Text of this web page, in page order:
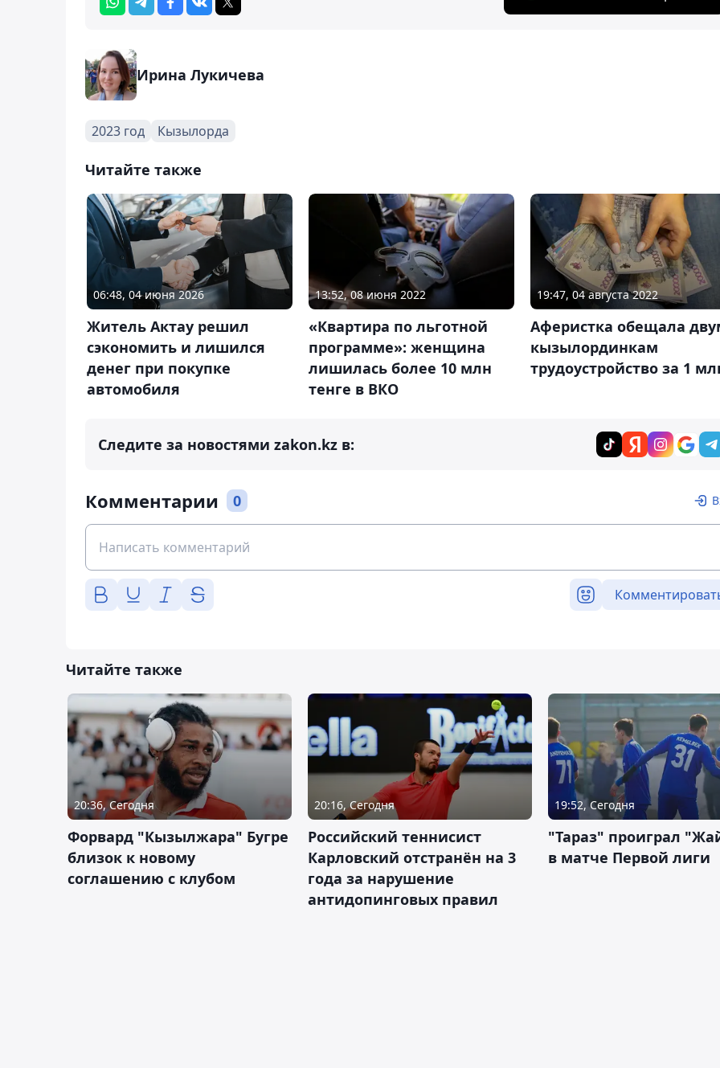
Ирина Лукичева
2023 год Кызылорда
Читайте также
06:48, 04 июня 2026
Житель Актау решил
сэкономить и лишился
денег при покупке
автомобиля
13:52, 08 июня 2022
«Квартира по льготной
программе»: женщина
лишилась более 10 млн
тенге в ВКО
19:47, 04 августа 2022
Аферистка обещала
кызылординкам
трудоустройство за 1
Следите за новостями zakon.kz в:
Комментарии 0
Читайте также
20:36, Сегодня
Форвард "Кызылжара" Бугре
близок к новому
соглашению с клубом
20:16, Сегодня
Российский теннисист
Карловский отстранён на 3
года за нарушение
антидопинговых правил
19:52, Сегодня
"Тараз" проиграл
в матче Первой лиги